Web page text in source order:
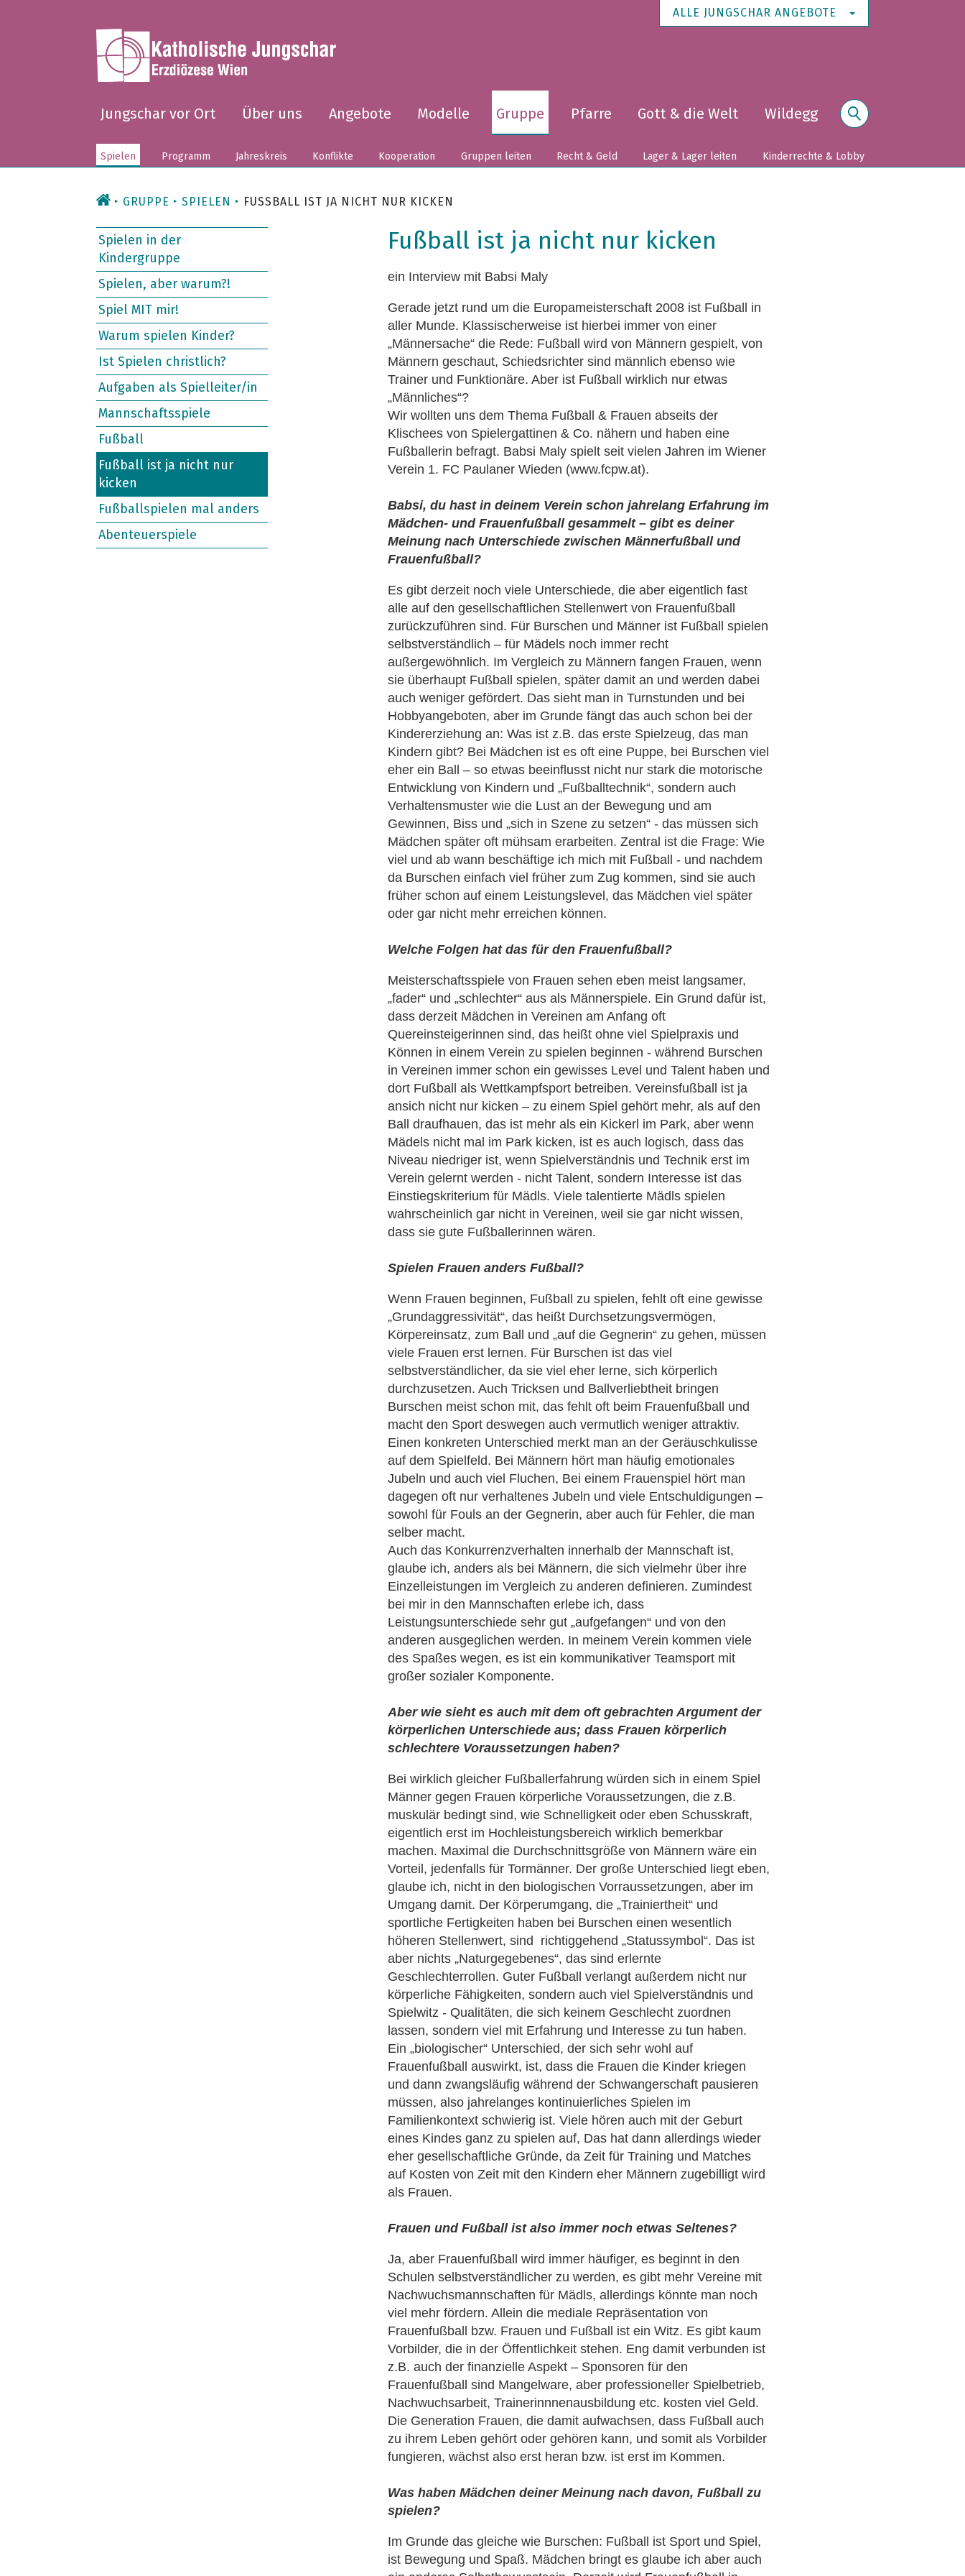
ALLE JUNGSCHAR ANGEBOTE
Jungschar vor Ort Über uns Angebote Modelle Gruppe Pfarre Gott & die Welt Wildegg
Spielen Programm Jahreskreis Konflikte Kooperation Gruppen leiten Recht & Geld Lager & Lager leiten Kinderrechte & Lobby
GRUPPE SPIELEN FUSSBALL IST JA NICHT NUR KICKEN
Spielen in der
Kindergruppe
Spielen, aber warum?!
Spiel MIT mir!
Warum spielen Kinder?
Ist Spielen christlich?
Aufgaben als Spielleiter/in
Mannschaftsspiele
Fußball
Fußball ist ja nicht nur
kicken
Fußballspielen mal anders
Abenteuerspiele
Fußball ist ja nicht nur kicken
ein Interview mit Babsi Maly
Gerade jetzt rund um die Europameisterschaft 2008 ist Fußball in
aller Munde. Klassischerweise ist hierbei immer von einer
„Männersache“ die Rede: Fußball wird von Männern gespielt, von
Männern geschaut, Schiedsrichter sind männlich ebenso wie
Trainer und Funktionäre. Aber ist Fußball wirklich nur etwas
„Männliches“?
Wir wollten uns dem Thema Fußball & Frauen abseits der
Klischees von Spielergattinen & Co. nähern und haben eine
Fußballerin befragt. Babsi Maly spielt seit vielen Jahren im Wiener
Verein 1. FC Paulaner Wieden (www.fcpw.at).
Babsi, du hast in deinem Verein schon jahrelang Erfahrung im
Mädchen- und Frauenfußball gesammelt – gibt es deiner
Meinung nach Unterschiede zwischen Männerfußball und
Frauenfußball?
Es gibt derzeit noch viele Unterschiede, die aber eigentlich fast
alle auf den gesellschaftlichen Stellenwert von Frauenfußball
zurückzuführen sind. Für Burschen und Männer ist Fußball spielen
selbstverständlich – für Mädels noch immer recht
außergewöhnlich. Im Vergleich zu Männern fangen Frauen, wenn
sie überhaupt Fußball spielen, später damit an und werden dabei
auch weniger gefördert. Das sieht man in Turnstunden und bei
Hobbyangeboten, aber im Grunde fängt das auch schon bei der
Kindererziehung an: Was ist z.B. das erste Spielzeug, das man
Kindern gibt? Bei Mädchen ist es oft eine Puppe, bei Burschen viel
eher ein Ball – so etwas beeinflusst nicht nur stark die motorische
Entwicklung von Kindern und „Fußballtechnik“, sondern auch
Verhaltensmuster wie die Lust an der Bewegung und am
Gewinnen, Biss und „sich in Szene zu setzen“ - das müssen sich
Mädchen später oft mühsam erarbeiten. Zentral ist die Frage: Wie
viel und ab wann beschäftige ich mich mit Fußball - und nachdem
da Burschen einfach viel früher zum Zug kommen, sind sie auch
früher schon auf einem Leistungslevel, das Mädchen viel später
oder gar nicht mehr erreichen können.
Welche Folgen hat das für den Frauenfußball?
Meisterschaftsspiele von Frauen sehen eben meist langsamer,
„fader“ und „schlechter“ aus als Männerspiele. Ein Grund dafür ist,
dass derzeit Mädchen in Vereinen am Anfang oft
Quereinsteigerinnen sind, das heißt ohne viel Spielpraxis und
Können in einem Verein zu spielen beginnen - während Burschen
in Vereinen immer schon ein gewisses Level und Talent haben und
dort Fußball als Wettkampfsport betreiben. Vereinsfußball ist ja
ansich nicht nur kicken – zu einem Spiel gehört mehr, als auf den
Ball draufhauen, das ist mehr als ein Kickerl im Park, aber wenn
Mädels nicht mal im Park kicken, ist es auch logisch, dass das
Niveau niedriger ist, wenn Spielverständnis und Technik erst im
Verein gelernt werden - nicht Talent, sondern Interesse ist das
Einstiegskriterium für Mädls. Viele talentierte Mädls spielen
wahrscheinlich gar nicht in Vereinen, weil sie gar nicht wissen,
dass sie gute Fußballerinnen wären.
Spielen Frauen anders Fußball?
Wenn Frauen beginnen, Fußball zu spielen, fehlt oft eine gewisse
„Grundaggressivität“, das heißt Durchsetzungsvermögen,
Körpereinsatz, zum Ball und „auf die Gegnerin“ zu gehen, müssen
viele Frauen erst lernen. Für Burschen ist das viel
selbstverständlicher, da sie viel eher lerne, sich körperlich
durchzusetzen. Auch Tricksen und Ballverliebtheit bringen
Burschen meist schon mit, das fehlt oft beim Frauenfußball und
macht den Sport deswegen auch vermutlich weniger attraktiv.
Einen konkreten Unterschied merkt man an der Geräuschkulisse
auf dem Spielfeld. Bei Männern hört man häufig emotionales
Jubeln und auch viel Fluchen, Bei einem Frauenspiel hört man
dagegen oft nur verhaltenes Jubeln und viele Entschuldigungen –
sowohl für Fouls an der Gegnerin, aber auch für Fehler, die man
selber macht.
Auch das Konkurrenzverhalten innerhalb der Mannschaft ist,
glaube ich, anders als bei Männern, die sich vielmehr über ihre
Einzelleistungen im Vergleich zu anderen definieren. Zumindest
bei mir in den Mannschaften erlebe ich, dass
Leistungsunterschiede sehr gut „aufgefangen“ und von den
anderen ausgeglichen werden. In meinem Verein kommen viele
des Spaßes wegen, es ist ein kommunikativer Teamsport mit
großer sozialer Komponente.
Aber wie sieht es auch mit dem oft gebrachten Argument der
körperlichen Unterschiede aus; dass Frauen körperlich
schlechtere Voraussetzungen haben?
Bei wirklich gleicher Fußballerfahrung würden sich in einem Spiel
Männer gegen Frauen körperliche Voraussetzungen, die z.B.
muskulär bedingt sind, wie Schnelligkeit oder eben Schusskraft,
eigentlich erst im Hochleistungsbereich wirklich bemerkbar
machen. Maximal die Durchschnittsgröße von Männern wäre ein
Vorteil, jedenfalls für Tormänner. Der große Unterschied liegt eben,
glaube ich, nicht in den biologischen Vorraussetzungen, aber im
Umgang damit. Der Körperumgang, die „Trainiertheit“ und
sportliche Fertigkeiten haben bei Burschen einen wesentlich
höheren Stellenwert, sind richtiggehend „Statussymbol“. Das ist
aber nichts „Naturgegebenes“, das sind erlernte
Geschlechterrollen. Guter Fußball verlangt außerdem nicht nur
körperliche Fähigkeiten, sondern auch viel Spielverständnis und
Spielwitz - Qualitäten, die sich keinem Geschlecht zuordnen
lassen, sondern viel mit Erfahrung und Interesse zu tun haben.
Ein „biologischer“ Unterschied, der sich sehr wohl auf
Frauenfußball auswirkt, ist, dass die Frauen die Kinder kriegen
und dann zwangsläufig während der Schwangerschaft pausieren
müssen, also jahrelanges kontinuierliches Spielen im
Familienkontext schwierig ist. Viele hören auch mit der Geburt
eines Kindes ganz zu spielen auf, Das hat dann allerdings wieder
eher gesellschaftliche Gründe, da Zeit für Training und Matches
auf Kosten von Zeit mit den Kindern eher Männern zugebilligt wird
als Frauen.
Frauen und Fußball ist also immer noch etwas Seltenes?
Ja, aber Frauenfußball wird immer häufiger, es beginnt in den
Schulen selbstverständlicher zu werden, es gibt mehr Vereine mit
Nachwuchsmannschaften für Mädls, allerdings könnte man noch
viel mehr fördern. Allein die mediale Repräsentation von
Frauenfußball bzw. Frauen und Fußball ist ein Witz. Es gibt kaum
Vorbilder, die in der Öffentlichkeit stehen. Eng damit verbunden ist
z.B. auch der finanzielle Aspekt – Sponsoren für den
Frauenfußball sind Mangelware, aber professioneller Spielbetrieb,
Nachwuchsarbeit, Trainerinnnenausbildung etc. kosten viel Geld.
Die Generation Frauen, die damit aufwachsen, dass Fußball auch
zu ihrem Leben gehört oder gehören kann, und somit als Vorbilder
fungieren, wächst also erst heran bzw. ist erst im Kommen.
Was haben Mädchen deiner Meinung nach davon, Fußball zu
spielen?
Im Grunde das gleiche wie Burschen: Fußball ist Sport und Spiel,
ist Bewegung und Spaß. Mädchen bringt es glaube ich aber auch